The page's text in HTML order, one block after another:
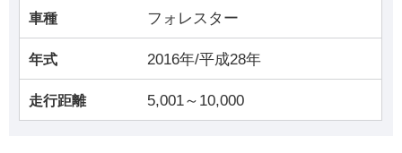
車種 フォレスター
年式 2016年/平成28年
走行距離 5,001～10,000